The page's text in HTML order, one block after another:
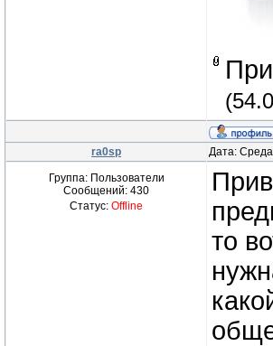
ra0sp Дата:
Группа: Пользователи
Сообщений: 430
Статус: Offline
то